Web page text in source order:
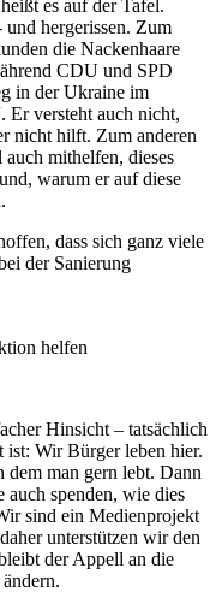
es auf der Tafel.
hergerissen. Zum
die Nackenhaare
CDU und SPD
in der Ukraine im
Er versteht auch nicht,
nicht hilft. Zum anderen
mithelfen, dieses
warum er auf diese
dass sich ganz viele
der Sanierung
helfen
Hinsicht – tatsächlich
ist: Wir Bürger leben hier.
man gern lebt. Dann
auch spenden, wie dies
sind ein Medienprojekt
unterstützen wir den
der Appell an die